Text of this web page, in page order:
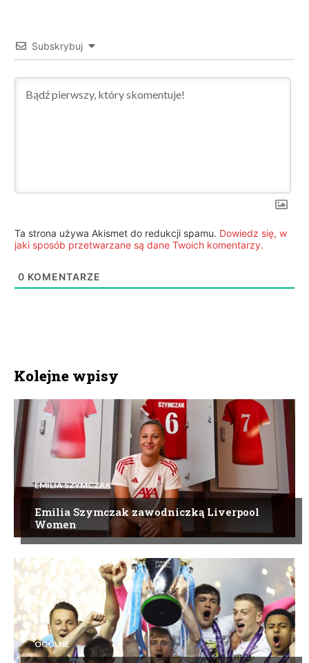
Subskrybuj
Ta strona używa Akismet do redukcji spamu. Dowiedz się, w
jaki sposób przetwarzane są dane Twoich komentarzy.
0 KOMENTARZE
Kolejne wpisy
EMILIA SZYMCZAK
Emilia Szymczak zawodniczką Liverpool
Women
OGÓLNE